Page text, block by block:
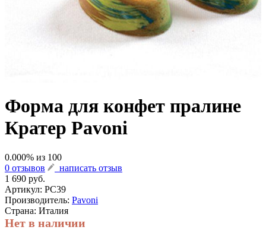
Форма для конфет пралине
Кратер Pavoni
0.000% из 100
0 отзывов
написать отзыв
1 690 руб.
Артикул: PC39
Производитель: Pavoni
Страна: Италия
Нет в наличии